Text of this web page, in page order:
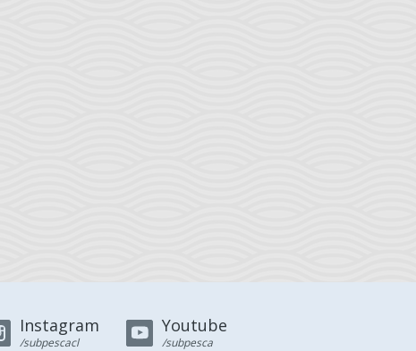
Instagram
/subpescacl
Youtube
/subpesca